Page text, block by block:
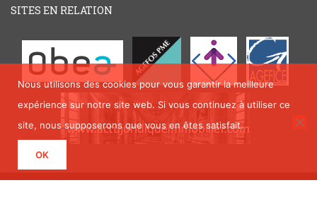
SITES EN RELATION
Nous utilisons des cookies pour vous garantir la meilleure
expérience sur notre site web. Si vous continuez à utiliser ce
site, nous supposerons que vous en êtes satisfait.
OK